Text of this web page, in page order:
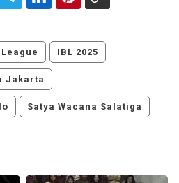
IBL 2025
Jakarta
Satya Wacana Salatiga